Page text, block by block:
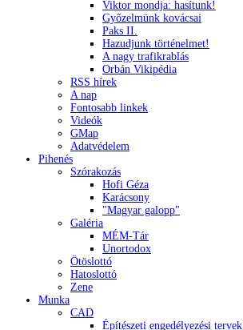
Viktor mondja: hasítunk!
Győzelmünk kovácsai
Paks II.
Hazudjunk történelmet!
A nagy trafikrablás
Orbán Vikipédia
RSS hírek
A nap
Fontosabb linkek
Videók
GMap
Adatvédelem
Pihenés
Szórakozás
Hofi Géza
Karácsony
"Magyar galopp"
Galéria
MÉM-Tár
Unortodox
Ötöslottó
Hatoslottó
Zene
Munka
CAD
Építészeti engedélyezési tervek